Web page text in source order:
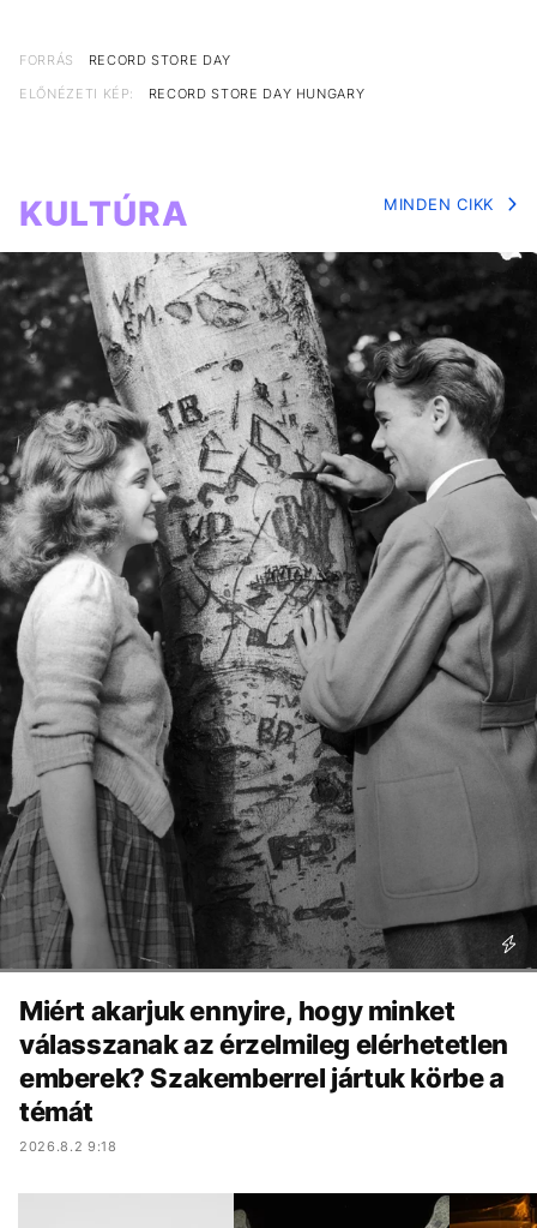
FORRÁS
RECORD STORE DAY
ELŐNÉZETI KÉP:
RECORD STORE DAY HUNGARY
KULTÚRA MINDEN CIKK
Miért akarjuk ennyire, hogy minket
válasszanak az érzelmileg elérhetetlen
emberek? Szakemberrel jártuk körbe a
témát
2026.8.2 9:18